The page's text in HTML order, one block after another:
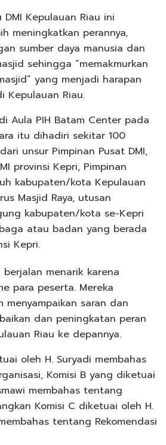
Kepulauan Riau ini
meningkatkan perannya,
sumber daya manusia dan
sehingga “memakmurkan
yang menjadi harapan
Kepulauan Riau.
Aula PIH Batam Center pada
itu dihadiri sekitar 100
unsur Pimpinan Pusat DMI,
provinsi Kepri, Pimpinan
kabupaten/kota Kepulauan
Masjid Raya, utusan
kabupaten/kota se-Kepri
atau badan yang berada
Kepri.
berjalan menarik karena
para peserta. Mereka
menyampaikan saran dan
dan peningkatan peran
Riau ke depannya.
oleh H. Suryadi membahas
Komisi B yang diketuai
membahas tentang
Komisi C diketuai oleh H.
tentang Rekomendasi